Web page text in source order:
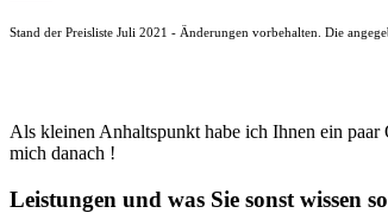
Stand der Preisliste Juli 2021 - Änderungen vorbehalten. Die
Als kleinen Anhaltspunkt habe ich Ihnen ein
mich danach !
Leistungen und was Sie sonst wissen